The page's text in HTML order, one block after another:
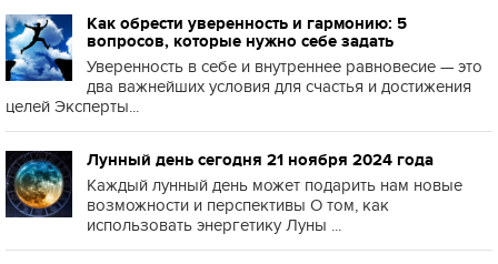
Как обрести уверенность и гармонию: 5
вопросов, которые нужно себе задать
Уверенность в себе и внутреннее равновесие — это
два важнейших условия для счастья и достижения
целей Эксперты...
Лунный день сегодня 21 ноября 2024 года
Каждый лунный день может подарить нам новые
возможности и перспективы О том, как
использовать энергетику Луны ...